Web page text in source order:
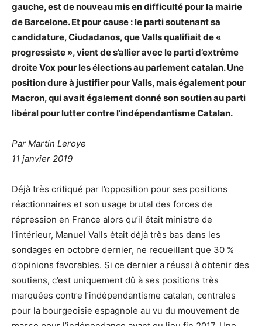
gauche, est de nouveau mis en difficulté pour la mairie
de Barcelone. Et pour cause : le parti soutenant sa
candidature, Ciudadanos, que Valls qualifiait de «
progressiste », vient de s’allier avec le parti d’extrême
droite Vox pour les élections au parlement catalan. Une
position dure à justifier pour Valls, mais également pour
Macron, qui avait également donné son soutien au parti
libéral pour lutter contre l’indépendantisme Catalan.
Par Martin Leroye
11 janvier 2019
Déjà très critiqué par l’opposition pour ses positions
réactionnaires et son usage brutal des forces de
répression en France alors qu’il était ministre de
l’intérieur, Manuel Valls était déjà très bas dans les
sondages en octobre dernier, ne recueillant que 30 %
d’opinions favorables. Si ce dernier a réussi à obtenir des
soutiens, c’est uniquement dû à ses positions très
marquées contre l’indépendantisme catalan, centrales
pour la bourgeoisie espagnole au vu du mouvement de